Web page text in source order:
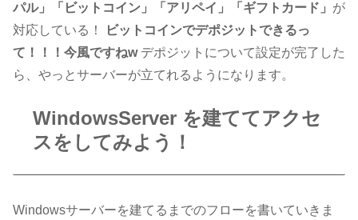
パル」「ビットコイン」「アリペイ」「ギフトカード」 が
対応している！
ビットコインでデポジットできるっ
て！！！今風ですねwデポジットについて設定が完了した
ら、やっとサーバーが立てれるようになります。
WindowsServer を建ててアクセ
スをしてみよう！
Windowsサーバーを建てるまでのフローを書いていきま